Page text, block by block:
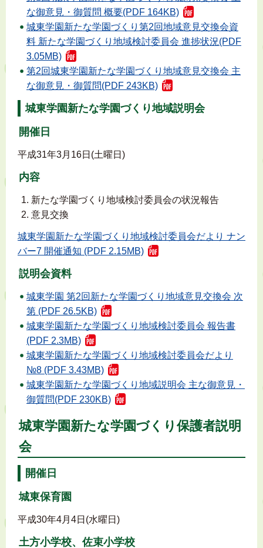
な御意見・御質問 概要(PDF 164KB)
城東学園新たな学園づくり第2回地域意見交換会資
料 新たな学園づくり地域検討委員会 進捗状況(PDF
3.05MB)
第2回城東学園新たな学園づくり地域意見交換会 主
な御意見・御質問(PDF 243KB)
城東学園新たな学園づくり地域説明会
開催日
平成31年3月16日(土曜日)
内容
新たな学園づくり地域検討委員会の状況報告
意見交換
城東学園新たな学園づくり地域検討委員会だより ナン
バー7 開催通知 (PDF 2.15MB)
説明会資料
城東学園 第2回新たな学園づくり地域意見交換会 次
第 (PDF 26.5KB)
城東学園新たな学園づくり地域検討委員会 報告書
(PDF 2.3MB)
城東学園新たな学園づくり地域検討委員会だより
№8 (PDF 3.43MB)
城東学園新たな学園づくり地域説明会 主な御意見・
御質問(PDF 230KB)
城東学園新たな学園づくり保護者説明
会
開催日
城東保育園
平成30年4月4日(水曜日)
土方小学校、佐束小学校